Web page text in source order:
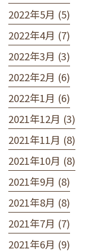
2022年5月 (5)
2022年4月 (7)
2022年3月 (3)
2022年2月 (6)
2022年1月 (6)
2021年12月 (3)
2021年11月 (8)
2021年10月 (8)
2021年9月 (8)
2021年8月 (8)
2021年7月 (7)
2021年6月 (9)